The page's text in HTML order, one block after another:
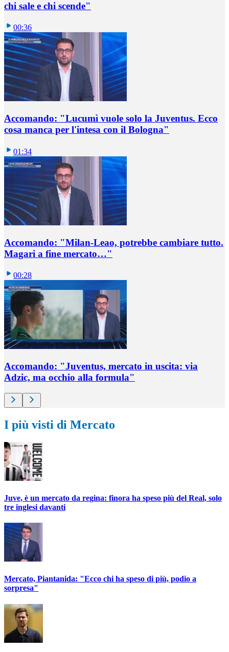
chi sale e chi scende"
00:36
Accomando: "Lucumì vuole solo la Juventus. Ecco
cosa manca per l'intesa con il Bologna"
01:34
Accomando: "Milan-Leao, potrebbe cambiare tutto.
Magari a fine mercato…"
00:28
Accomando: "Juventus, mercato in uscita: via
Adzic, ma occhio alla formula"
I più visti di Mercato
Juve, è un mercato da regina: finora ha speso più del Real, solo
tre inglesi davanti
Mercato, Piantanida: "Ecco chi ha speso di più, podio a
sorpresa"